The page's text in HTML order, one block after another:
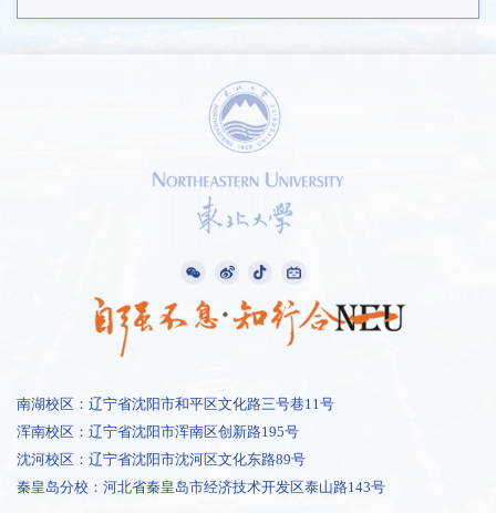
南湖校区：辽宁省沈阳市和平区文化路三号巷11号
浑南校区：辽宁省沈阳市浑南区创新路195号
沈河校区：辽宁省沈阳市沈河区文化东路89号
秦皇岛分校：河北省秦皇岛市经济技术开发区泰山路143号